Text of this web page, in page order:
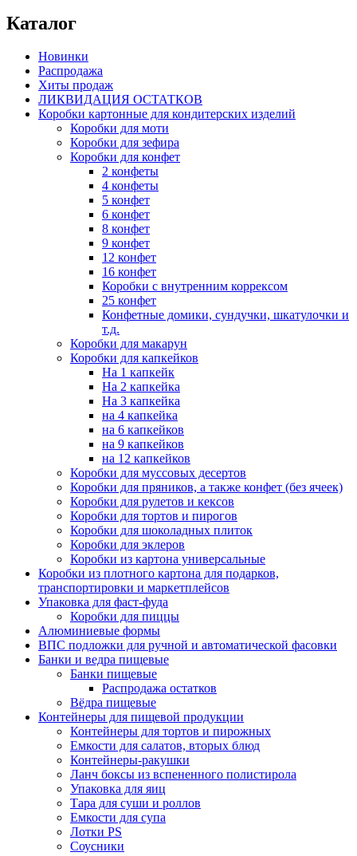
Каталог
Новинки
Распродажа
Хиты продаж
ЛИКВИДАЦИЯ ОСТАТКОВ
Коробки картонные для кондитерских изделий
Коробки для моти
Коробки для зефира
Коробки для конфет
2 конфеты
4 конфеты
5 конфет
6 конфет
8 конфет
9 конфет
12 конфет
16 конфет
Коробки с внутренним коррексом
25 конфет
Конфетные домики, сундучки, шкатулочки и
т.д.
Коробки для макарун
Коробки для капкейков
На 1 капкейк
На 2 капкейка
На 3 капкейка
на 4 капкейка
на 6 капкейков
на 9 капкейков
на 12 капкейков
Коробки для муссовых десертов
Коробки для пряников, а также конфет (без ячеек)
Коробки для рулетов и кексов
Коробки для тортов и пирогов
Коробки для шоколадных плиток
Коробки для эклеров
Коробки из картона универсальные
Коробки из плотного картона для подарков,
транспортировки и маркетплейсов
Упаковка для фаст-фуда
Коробки для пиццы
Алюминиевые формы
ВПС подложки для ручной и автоматической фасовки
Банки и ведра пищевые
Банки пищевые
Распродажа остатков
Вёдра пищевые
Контейнеры для пищевой продукции
Контейнеры для тортов и пирожных
Емкости для салатов, вторых блюд
Контейнеры-ракушки
Ланч боксы из вспененного полистирола
Упаковка для яиц
Тара для суши и роллов
Емкости для супа
Лотки PS
Соусники